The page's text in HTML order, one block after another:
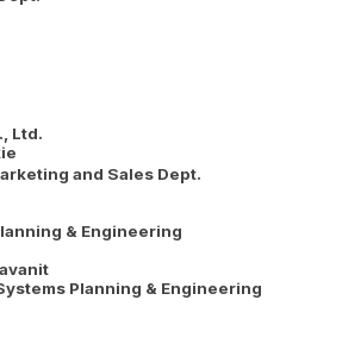
Ltd.
and Sales Dept.
& Engineering
Planning & Engineering